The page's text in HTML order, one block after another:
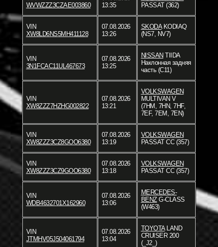
WVWZZZ3CZAE003860
13:35
PASSAT (362)
VIN
XW8LD6NS5MH411128
07.08.2026
13:26
SKODAKODIAQ
(NS7, NV7)
VIN
3N1FCAC11UL467673
07.08.2026
13:25
NISSAN TIIDA
Наклонная задняя
часть (C11)
VIN
XW8ZZZ7HZHG002822
07.08.2026
13:21
VOLKSWAGEN
MULTIVAN V
(7HM, 7HN, 7HF,
7EF, 7EM, 7EN)
VIN
XW8ZZZ3CZ8GOO6380
07.08.2026
13:19
VOLKSWAGEN
PASSAT CC (357)
VIN
XW8ZZZ3CZ9GOO6380
07.08.2026
13:18
VOLKSWAGEN
PASSAT CC (357)
VIN
WDB4632701X162960
07.08.2026
13:06
MERCEDES-
BENZG-CLASS
(W463)
VIN
JTMHV05J504061794
07.08.2026
13:04
TOYOTALAND
CRUISER 200
(_J2_)